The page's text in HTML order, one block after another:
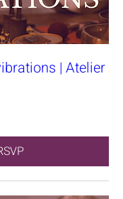
| Atelier